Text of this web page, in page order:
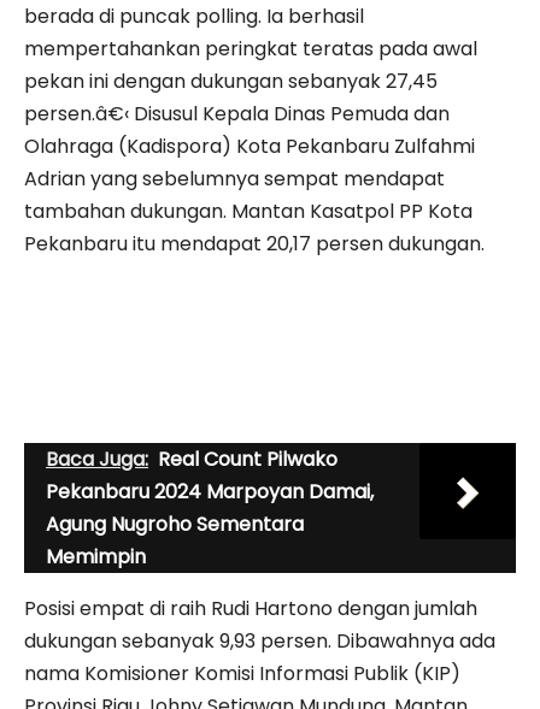
berada di puncak polling. Ia berhasil
mempertahankan peringkat teratas pada awal
pekan ini dengan dukungan sebanyak 27,45
persen.â€‹ Disusul Kepala Dinas Pemuda dan
Olahraga (Kadispora) Kota Pekanbaru Zulfahmi
Adrian yang sebelumnya sempat mendapat
tambahan dukungan. Mantan Kasatpol PP Kota
Pekanbaru itu mendapat 20,17 persen dukungan.
Baca Juga: Real Count Pilwako
Pekanbaru 2024 Marpoyan Damai,
Agung Nugroho Sementara
Memimpin
Posisi empat di raih Rudi Hartono dengan jumlah
dukungan sebanyak 9,93 persen. Dibawahnya ada
nama Komisioner Komisi Informasi Publik (KIP)